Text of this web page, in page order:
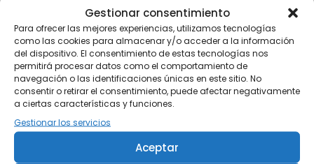
Gestionar consentimiento
Para ofrecer las mejores experiencias, utilizamos tecnologías
como las cookies para almacenar y/o acceder a la información
del dispositivo. El consentimiento de estas tecnologías nos
permitirá procesar datos como el comportamiento de
navegación o las identificaciones únicas en este sitio. No
consentir o retirar el consentimiento, puede afectar negativamente
a ciertas características y funciones.
Gestionar los servicios
Aceptar
Buscar
Productos
Tisanera "Christmas Cats" 0,25l.
porcelana